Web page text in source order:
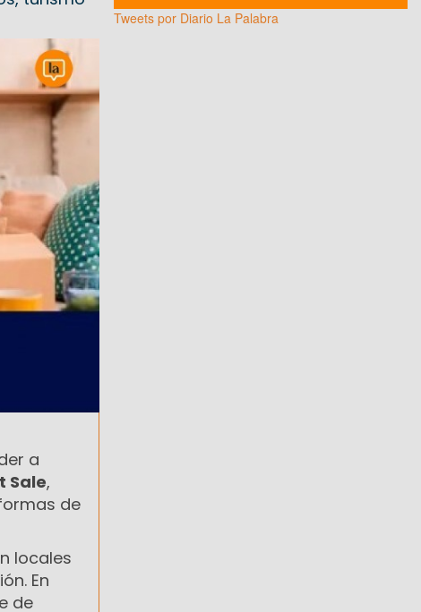
a
Sale,
de
locales
En
de
Tweets por Diario La Palabra